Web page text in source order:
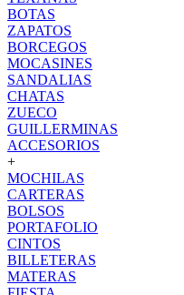
BOTAS
ZAPATOS
BORCEGOS
MOCASINES
SANDALIAS
CHATAS
ZUECO
GUILLERMINAS
ACCESORIOS
+
MOCHILAS
CARTERAS
BOLSOS
PORTAFOLIO
CINTOS
BILLETERAS
MATERAS